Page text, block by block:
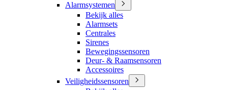
Alarmsystemen
Bekijk alles
Alarmsets
Centrales
Sirenes
Bewegingssensoren
Deur- & Raamsensoren
Accessoires
Veiligheidssensoren